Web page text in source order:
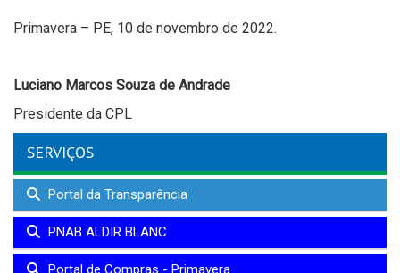
Primavera – PE, 10 de novembro de 2022.
Luciano Marcos Souza de Andrade
Presidente da CPL
SERVIÇOS
Portal da Transparência
PNAB ALDIR BLANC
Portal de Compras - Primavera